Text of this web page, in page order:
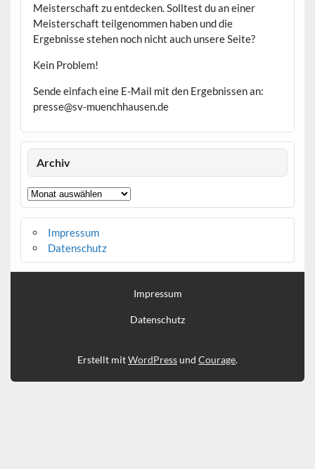
Meisterschaft zu entdecken. Solltest du an einer
Meisterschaft teilgenommen haben und die
Ergebnisse stehen noch nicht auch unsere Seite?
Kein Problem!
Sende einfach eine E-Mail mit den Ergebnissen an:
presse@sv-muenchhausen.de
Archiv
Archiv
Impressum
Datenschutz
Impressum
Datenschutz
Erstellt mitWordPressund Courage.